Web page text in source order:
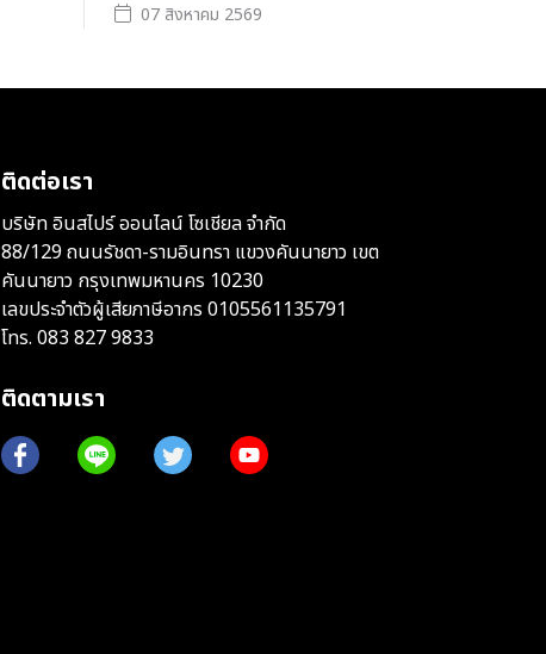
07 สิงหาคม 2569
ติดต่อเรา
บริษัท อินสไปร์ ออนไลน์ โซเชียล จำกัด
88/129 ถนนรัชดา-รามอินทรา แขวงคันนายาว เขต
คันนายาว กรุงเทพมหานคร 10230
เลขประจำตัวผู้เสียภาษีอากร 0105561135791
โทร. 083 827 9833
ติดตามเรา